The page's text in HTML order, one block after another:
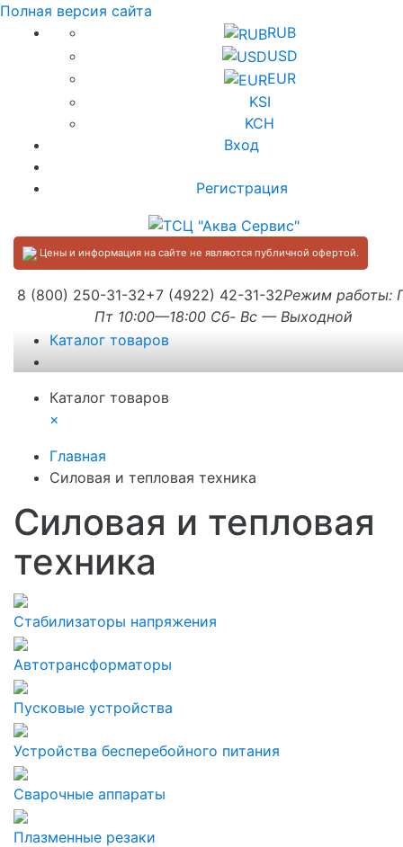
Полная версия сайта
RUB
USD
EUR
KSI
KCH
Вход
Регистрация
Цены и информация на сайте не являются публичной офертой.
8 (800) 250-31-32+7 (4922) 42-31-32Режим работы:
Пт 10:00—18:00 Сб- Вс — Выходной
Каталог товаров
Каталог товаров
×
Главная
Силовая и тепловая техника
Силовая и тепловая
техника
Стабилизаторы напряжения
Автотрансформаторы
Пусковые устройства
Устройства бесперебойного питания
Сварочные аппараты
Плазменные резаки